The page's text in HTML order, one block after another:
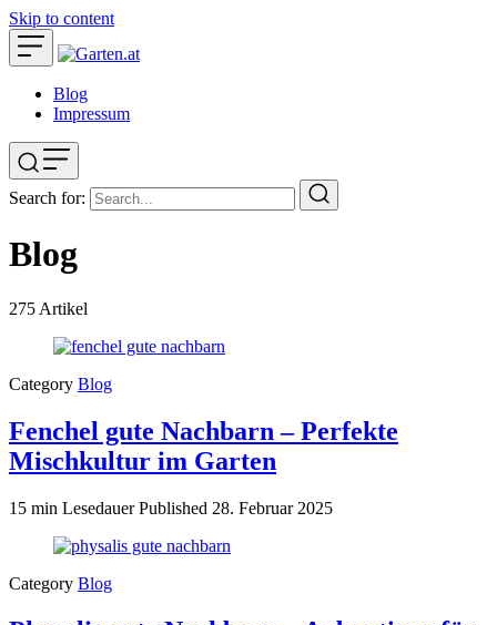
Skip to content
Blog
Impressum
Search for:
Blog
275 Artikel
Category Blog
Fenchel gute Nachbarn – Perfekte
Mischkultur im Garten
15 min LesedauerPublished 28. Februar 2025
Category Blog